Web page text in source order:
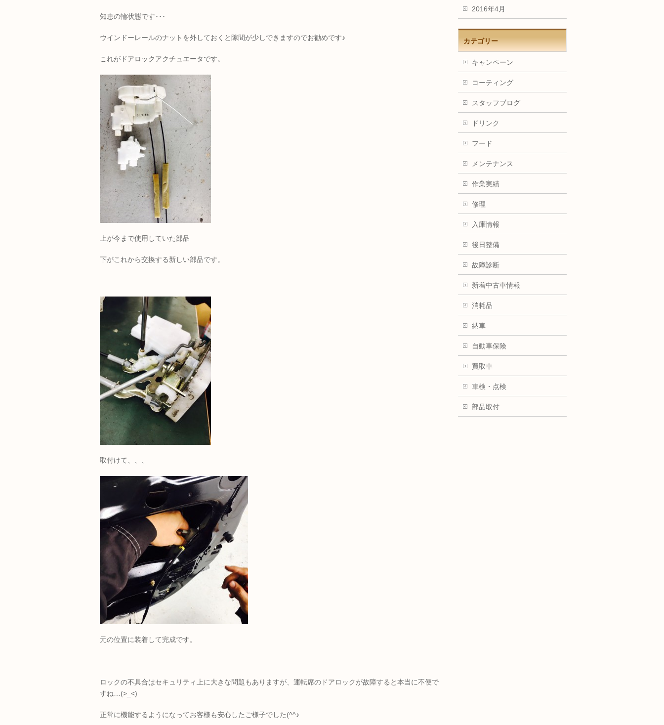
知恵の輪状態です･･･
ウインドーレールのナットを外しておくと隙間が少しできますのでお勧めです♪
これがドアロックアクチュエータです。
上が今まで使用していた部品
下がこれから交換する新しい部品です。
取付けて、、、
元の位置に装着して完成です。
ロックの不具合はセキュリティ上に大きな問題もありますが、運転席のドアロックが故障すると本当に不便で
すね…(>_<)
正常に機能するようになってお客様も安心したご様子でした(^^♪
2016年4月
カテゴリー
キャンペーン
コーティング
スタッフブログ
ドリンク
フード
メンテナンス
作業実績
修理
入庫情報
後日整備
故障診断
新着中古車情報
消耗品
納車
自動車保険
買取車
車検・点検
部品取付